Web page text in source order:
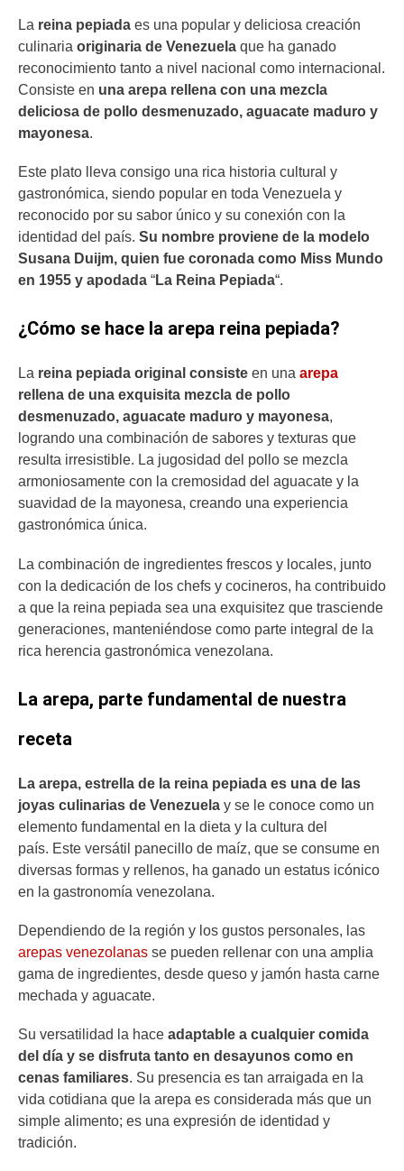
La reina pepiada es una popular y deliciosa creación
culinaria originaria de Venezuela que ha ganado
reconocimiento tanto a nivel nacional como internacional.
Consiste en una arepa rellena con una mezcla
deliciosa de pollo desmenuzado, aguacate maduro y
mayonesa.
Este plato lleva consigo una rica historia cultural y
gastronómica, siendo popular en toda Venezuela y
reconocido por su sabor único y su conexión con la
identidad del país. Su nombre proviene de la modelo
Susana Duijm, quien fue coronada como Miss Mundo
en 1955 y apodada “La Reina Pepiada“.
¿Cómo se hace la arepa reina pepiada?
La reina pepiada original consiste en una arepa
rellena de una exquisita mezcla de pollo
desmenuzado, aguacate maduro y mayonesa,
logrando una combinación de sabores y texturas que
resulta irresistible. La jugosidad del pollo se mezcla
armoniosamente con la cremosidad del aguacate y la
suavidad de la mayonesa, creando una experiencia
gastronómica única.
La combinación de ingredientes frescos y locales, junto
con la dedicación de los chefs y cocineros, ha contribuido
a que la reina pepiada sea una exquisitez que trasciende
generaciones, manteniéndose como parte integral de la
rica herencia gastronómica venezolana.
La arepa, parte fundamental de nuestra
receta
La arepa, estrella de la reina pepiada es una de las
joyas culinarias de Venezuela y se le conoce como un
elemento fundamental en la dieta y la cultura del
país. Este versátil panecillo de maíz, que se consume en
diversas formas y rellenos, ha ganado un estatus icónico
en la gastronomía venezolana.
Dependiendo de la región y los gustos personales, las
arepas venezolanas se pueden rellenar con una amplia
gama de ingredientes, desde queso y jamón hasta carne
mechada y aguacate.
Su versatilidad la hace adaptable a cualquier comida
del día y se disfruta tanto en desayunos como en
cenas familiares. Su presencia es tan arraigada en la
vida cotidiana que la arepa es considerada más que un
simple alimento; es una expresión de identidad y
tradición.